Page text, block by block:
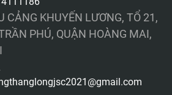
CẢNG KHUYẾN LƯƠNG, TỔ 21,
PHÚ, QUẬN HOÀNG MAI,